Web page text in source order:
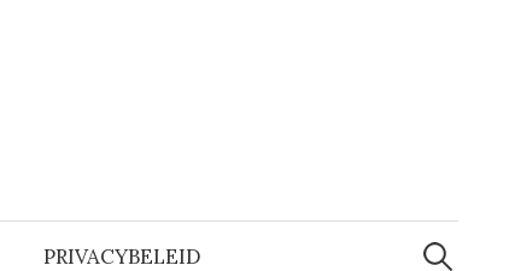
PRIVACYBELEID
Zoeken
naar: